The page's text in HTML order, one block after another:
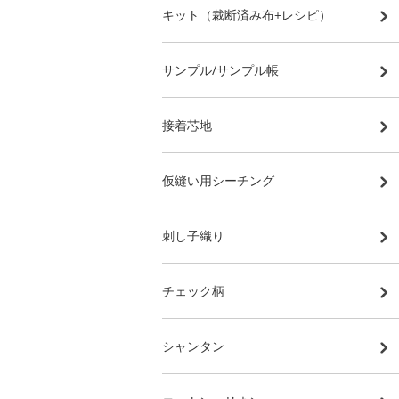
キット（裁断済み布+レシピ）
サンプル/サンプル帳
接着芯地
仮縫い用シーチング
刺し子織り
チェック柄
シャンタン